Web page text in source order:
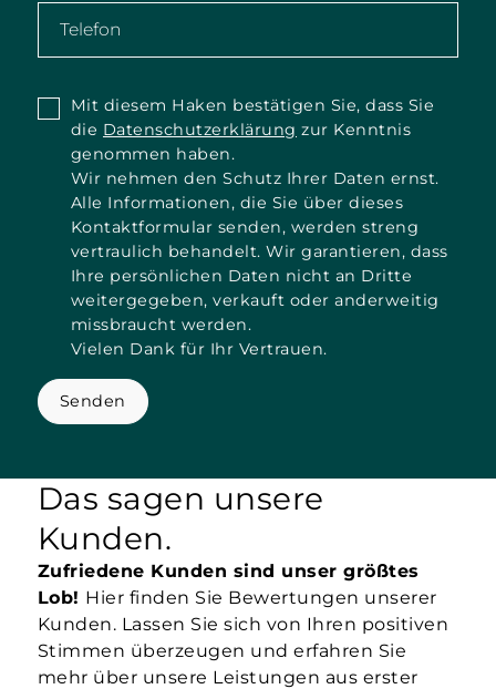
Mit diesem Haken bestätigen Sie, dass Sie
die Datenschutzerklärung zur Kenntnis
genommen haben.
Wir nehmen den Schutz Ihrer Daten ernst.
Alle Informationen, die Sie über dieses
Kontaktformular senden, werden streng
vertraulich behandelt. Wir garantieren, dass
Ihre persönlichen Daten nicht an Dritte
weitergegeben, verkauft oder anderweitig
missbraucht werden.
Vielen Dank für Ihr Vertrauen.
Senden
Das sagen unsere
Kunden.
Zufriedene Kunden sind unser größtes
Lob! Hier finden Sie Bewertungen unserer
Kunden. Lassen Sie sich von Ihren positiven
Stimmen überzeugen und erfahren Sie
mehr über unsere Leistungen aus erster